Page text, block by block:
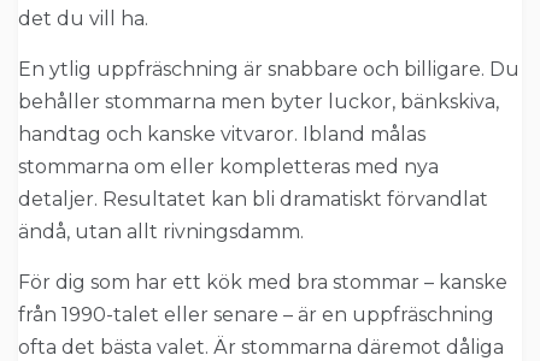
det du vill ha.
En ytlig uppfräschning är snabbare och billigare. Du
behåller stommarna men byter luckor, bänkskiva,
handtag och kanske vitvaror. Ibland målas
stommarna om eller kompletteras med nya
detaljer. Resultatet kan bli dramatiskt förvandlat
ändå, utan allt rivningsdamm.
För dig som har ett kök med bra stommar – kanske
från 1990-talet eller senare – är en uppfräschning
ofta det bästa valet. Är stommarna däremot dåliga